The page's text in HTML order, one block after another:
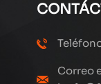
Correo